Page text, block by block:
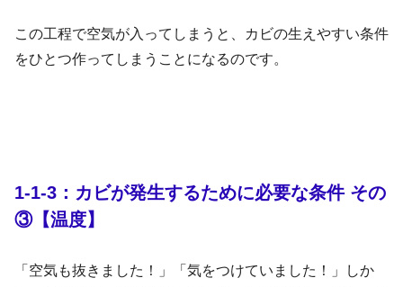
この工程で空気が入ってしまうと、カビの生えやすい条件
をひとつ作ってしまうことになるのです。
1-1-3：カビが発生するために必要な条件 その
③【温度】
「空気も抜きました！」「気をつけていました！」しか